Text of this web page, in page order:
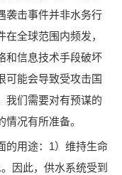
袭击事件并非水务行
全球范围内频发，
和信息技术手段破坏
可能会导致受攻击国
我们需要对有预谋的
况有所准备。
用途：1）维持生命
因此，供水系统受到